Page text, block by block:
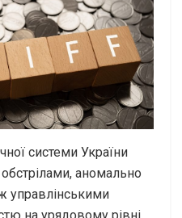
системи України
аномально
управлінськими